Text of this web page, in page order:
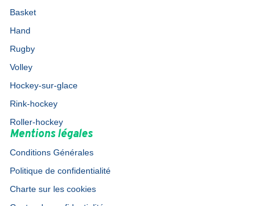
Basket
Hand
Rugby
Volley
Hockey-sur-glace
Rink-hockey
Roller-hockey
Mentions légales
Conditions Générales
Politique de confidentialité
Charte sur les cookies